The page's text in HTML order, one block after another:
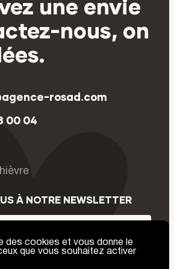
une envie
nous, on
agence-rosad.com
00 04
À NOTRE NEWSLETTER
Je m'inscris
des cookies et vous donne le
que vous souhaitez activer